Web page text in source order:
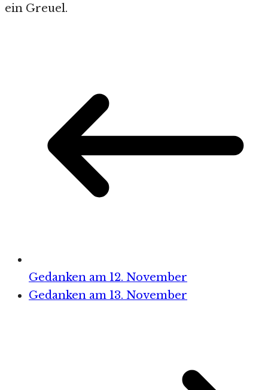
ein Greuel.
Gedanken am 12. November
Gedanken am 13. November